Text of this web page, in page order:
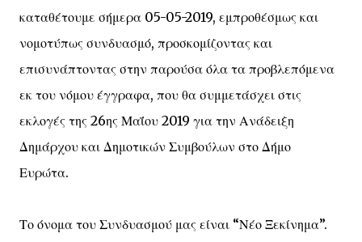
καταθέτουμε σήμερα 05-05-2019, εμπροθέσμως και
νομοτύπως συνδυασμό, προσκομίζοντας και
επισυνάπτοντας στην παρούσα όλα τα προβλεπόμενα
εκ του νόμου έγγραφα, που θα συμμετάσχει στις
εκλογές της 26ης Μαΐου 2019 για την Ανάδειξη
Δημάρχου και Δημοτικών Συμβούλων στο Δήμο
Ευρώτα.
Το όνομα του Συνδυασμού μας είναι “Νέο Ξεκίνημα”.